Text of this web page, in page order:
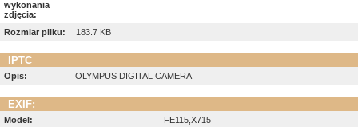
wykonania
zdjęcia:
Rozmiar pliku: 183.7 KB
IPTC
Opis: OLYMPUS DIGITAL CAMERA
EXIF:
Model:
FE115,X715